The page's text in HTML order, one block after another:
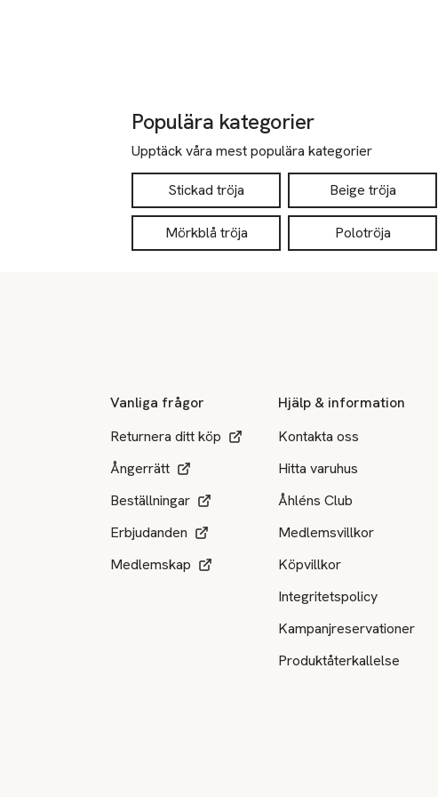
Populära kategorier
Upptäck våra mest populära kategorier
Stickad tröja Beige tröja
Mörkblå tröja Polotröja
Vanliga frågor
Returnera ditt köp
Ångerrätt
Beställningar
Erbjudanden
Medlemskap
Hjälp & information
Kontakta oss
Hitta varuhus
Åhléns Club
Medlemsvillkor
Köpvillkor
Integritetspolicy
Kampanjreservationer
Produktåterkallelse